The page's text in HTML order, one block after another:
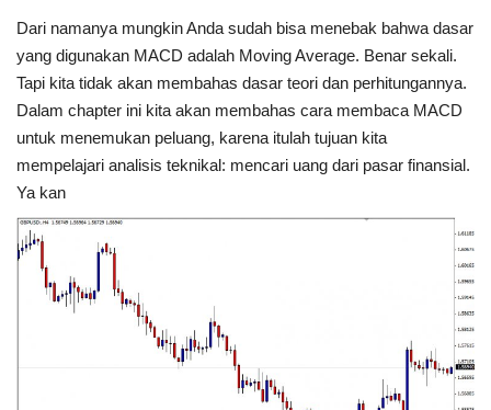
English Indonesia
Dari namanya mungkin Anda sudah bisa menebak bahwa dasar
yang digunakan MACD adalah Moving Average. Benar sekali.
Tapi kita tidak akan membahas dasar teori dan perhitungannya.
Dalam chapter ini kita akan membahas cara membaca MACD
untuk menemukan peluang, karena itulah tujuan kita
mempelajari analisis teknikal: mencari uang dari pasar finansial.
Ya kan